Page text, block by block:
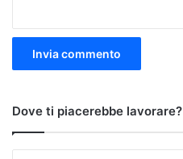
Dove ti piacerebbe lavorare?